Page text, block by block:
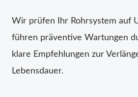
Wir prüfen Ihr Rohrsystem auf
führen präventive Wartungen
klare Empfehlungen zur
Lebensdauer.